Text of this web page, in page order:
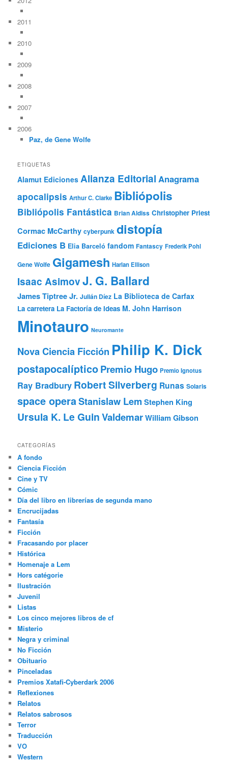
2011
2010
2009
2008
2007
2006
Paz, de Gene Wolfe
ETIQUETAS
Alamut Ediciones Alianza Editorial Anagrama
apocalipsis Arthur C. Clarke Bibliópolis
Bibliópolis Fantástica Brian Aldiss Christopher Priest
Cormac McCarthy cyberpunk distopía
Ediciones B Elia Barceló fandom Fantascy Frederik Pohl
Gene Wolfe Gigamesh Harlan Ellison
Isaac AsimovJ. G. Ballard
James Tiptree Jr. Julián Díez La Biblioteca de Carfax
La carretera La Factoría de Ideas M. John Harrison
Minotauro Neuromante
Nova Ciencia Ficción Philip K. Dick
postapocalípticoPremio Hugo Premio Ignotus
Ray Bradbury Robert Silverberg Runas Solaris
space operaStanislaw Lem Stephen King
Ursula K. Le GuinValdemarWilliam Gibson
CATEGORÍAS
A fondo
Ciencia Ficción
Cine y TV
Cómic
Día del libro en librerías de segunda mano
Encrucijadas
Fantasía
Ficción
Fracasando por placer
Histórica
Homenaje a Lem
Hors catégorie
Ilustración
Juvenil
Listas
Los cinco mejores libros de cf
Misterio
Negra y criminal
No Ficción
Obituario
Pinceladas
Premios Xatafi-Cyberdark 2006
Reflexiones
Relatos
Relatos sabrosos
Terror
Traducción
VO
Western